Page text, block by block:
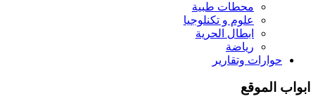
محطات طبية
علوم و تکنلوجیا
ابطال الحرية
رياضة
حوارات وتقارير
ابواب الموقع